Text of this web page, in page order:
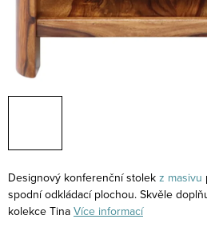
Designový konferenční stolek z masivu
spodní odkládací plochou. Skvěle
kolekce Tina Více informací